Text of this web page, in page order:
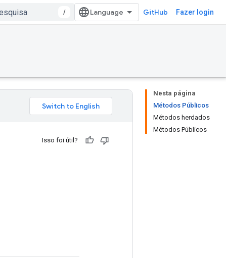
/ GitHub Fazer login
Nesta página
Métodos Públicos
Métodos herdados
Métodos Públicos
Isso foi útil?